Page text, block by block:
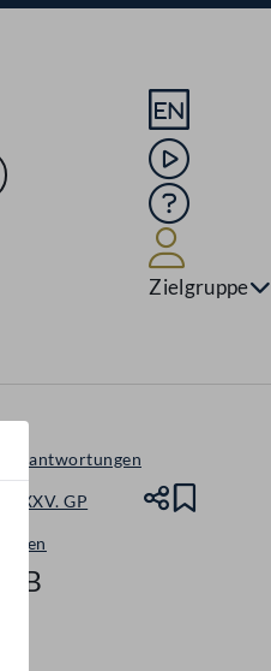
Sprache
Mediathek
Hilfe
Zielgruppe
Beantwortungen
- XXV. GP